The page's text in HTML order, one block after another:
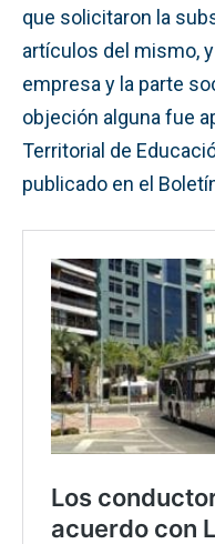
que solicitaron la
artículos del mismo,
empresa y la parte
objeción alguna fue
Territorial de
publicado en el